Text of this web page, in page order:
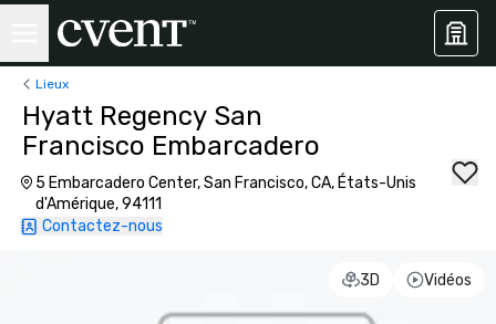
Lieux
Hyatt Regency San
Francisco Embarcadero
5 Embarcadero Center, San Francisco, CA, États-Unis
d'Amérique, 94111
Contactez-nous
3D Vidéos